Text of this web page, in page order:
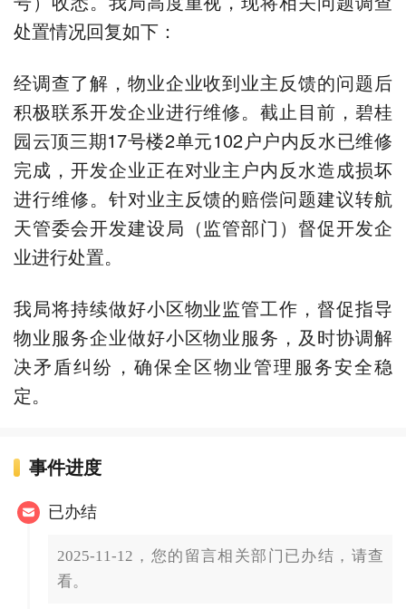
处置情况回复如下：
经调查了解，物业企业收到业主反馈的问题后
积极联系开发企业进行维修。截止目前，碧桂
园云顶三期17号楼2单元102户户内反水已维修
完成，开发企业正在对业主户内反水造成损坏
进行维修。针对业主反馈的赔偿问题建议转航
天管委会开发建设局（监管部门）督促开发企
业进行处置。
我局将持续做好小区物业监管工作，督促指导
物业服务企业做好小区物业服务，及时协调解
决矛盾纠纷，确保全区物业管理服务安全稳
定。
事件进度
已办结
2025-11-12，您的留言相关部门已办结，请查
看。